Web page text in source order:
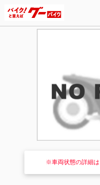
※車両状態の詳細は